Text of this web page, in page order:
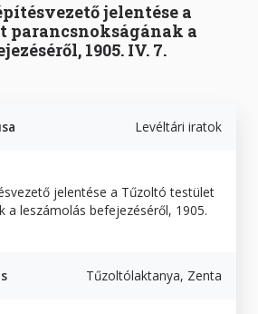
jelentése a
parancsnokságának a
1905. IV. 7.
Levéltári iratok
jelentése a Tűzoltó testület
a leszámolás befejezéséről, 1905.
Tűzoltólaktanya, Zenta